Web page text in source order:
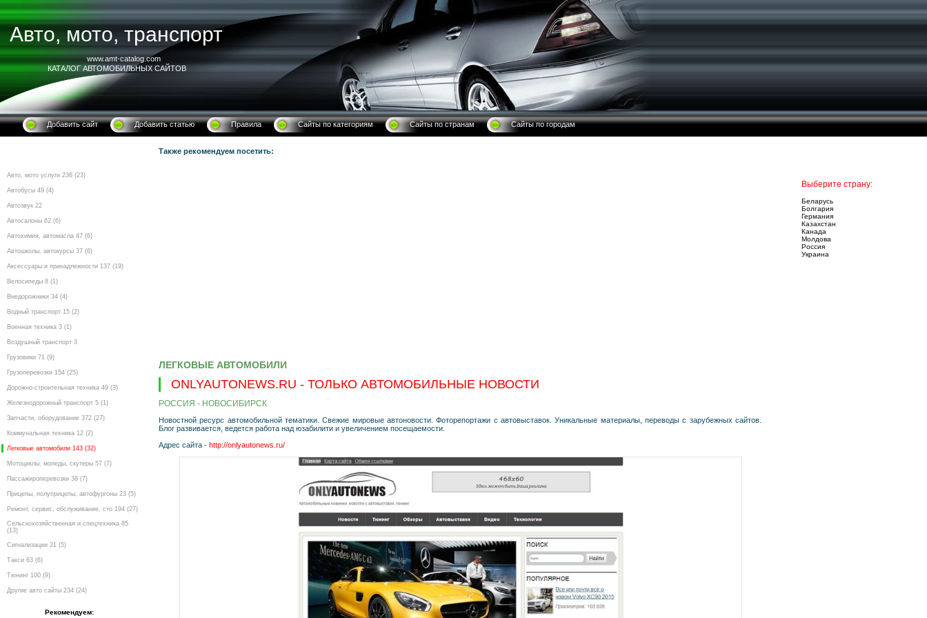
Авто, мото, транспорт
www.amt-catalog.com
КАТАЛОГ АВТОМОБИЛЬНЫХ САЙТОВ
Добавить сайт Добавить статью Правила Сайты по категориям Сайты по странам Сайты по городам
Авто, мото услуги 236 (23)
Автобусы 49 (4)
Автозвук 22
Автосалоны 62 (6)
Автохимия, автомасла 47 (6)
Автошколы, автокурсы 37 (6)
Аксессуары и принадлежности 137 (19)
Велосипеды 8 (1)
Внедорожники 34 (4)
Водный транспорт 15 (2)
Военная техника 3 (1)
Воздушный транспорт 3
Грузовики 71 (9)
Грузоперевозки 154 (25)
Дорожно-строительная техника 49 (3)
Железнодорожный транспорт 5 (1)
Запчасти, оборудование 372 (27)
Коммунальная техника 12 (2)
Легковые автомобили 143 (32)
Мотоциклы, мопеды, скутеры 57 (7)
Пассажироперевозки 38 (7)
Прицепы, полуприцепы, автофургоны 23 (5)
Ремонт, сервис, обслуживание, сто 194 (27)
Сельскохозяйственная и спецтехника 85
(13)
Сигнализации 21 (5)
Такси 63 (6)
Тюнинг 100 (9)
Другие авто сайты 234 (24)
Рекомендуем:
Также рекомендуем посетить:
ЛЕГКОВЫЕ АВТОМОБИЛИ
ONLYAUTONEWS.RU - ТОЛЬКО АВТОМОБИЛЬНЫЕ НОВОСТИ
РОССИЯ - НОВОСИБИРСК
Новостной ресурс автомобильной тематики. Свежие мировые автоновости. Фоторепортажи с автовыставок. Уникальные материалы, переводы с зарубежных сайтов.
Блог развивается, ведется работа над юзабилити и увеличением посещаемости.
Адрес сайта - http://onlyautonews.ru/
Выберите страну:
Беларусь
Болгария
Германия
Казахстан
Канада
Молдова
Россия
Украина